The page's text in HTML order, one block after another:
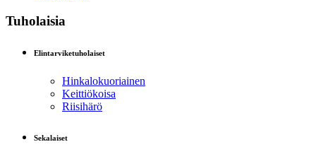
Tuholaisia
Elintarviketuholaiset
Hinkalokuoriainen
Keittiökoisa
Riisihärö
Sekalaiset